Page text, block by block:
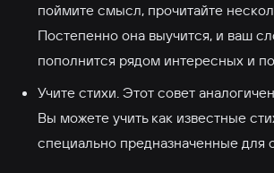
поймите смысл, прочитайте
Постепенно она выучится, и ваш
пополнится рядом интересных и
Учите стихи. Этот совет
Вы можете учить как известные
специально предназначенные для